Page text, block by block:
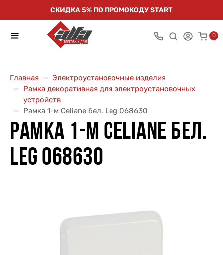
СКИДКА 5% ПО ПРОМОКОДУ START
0
Главная
Электроустановочные изделия
Рамка декоративная для электроустановочных
устройств
Рамка 1-м Celiane бел. Leg 068630
РАМКА 1-М CELIANE БЕЛ.
LEG 068630